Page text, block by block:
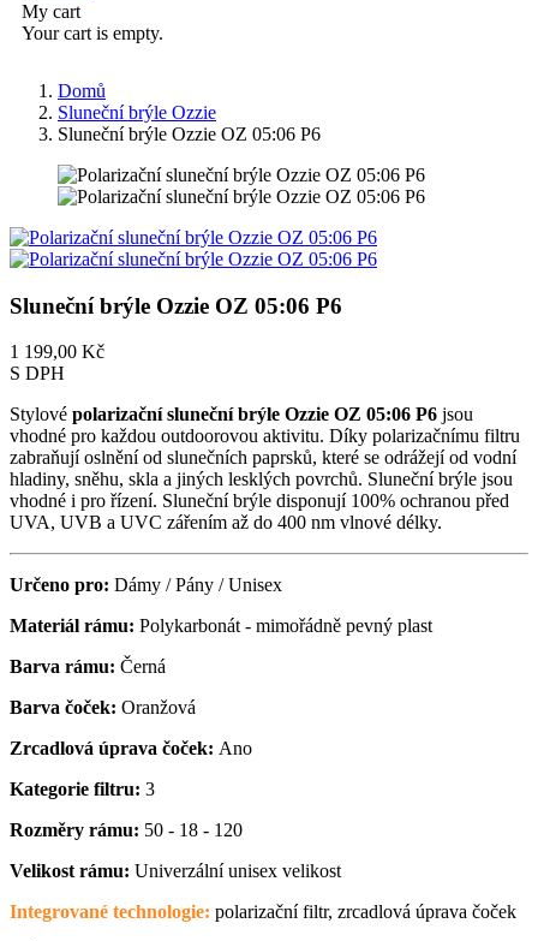
My cart
Your cart is empty.
Domů
Sluneční brýle Ozzie
Sluneční brýle Ozzie OZ 05:06 P6
Sluneční brýle Ozzie OZ 05:06 P6
1 199,00 Kč
S DPH
Stylové polarizační sluneční brýle Ozzie OZ 05:06 P6 jsou
vhodné pro každou outdoorovou aktivitu. Díky polarizačnímu filtru
zabraňují oslnění od slunečních paprsků, které se odrážejí od vodní
hladiny, sněhu, skla a jiných lesklých povrchů. Sluneční brýle jsou
vhodné i pro řízení. Sluneční brýle disponují 100% ochranou před
UVA, UVB a UVC zářením až do 400 nm vlnové délky.
Určeno pro: Dámy / Pány / Unisex
Materiál rámu: Polykarbonát - mimořádně pevný plast
Barva rámu: Černá
Barva čoček: Oranžová
Zrcadlová úprava čoček: Ano
Kategorie filtru: 3
Rozměry rámu: 50 - 18 - 120
Velikost rámu: Univerzální unisex velikost
Integrované technologie: polarizační filtr, zrcadlová úprava čoček